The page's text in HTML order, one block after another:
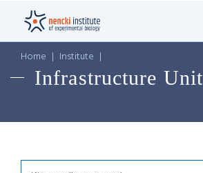
Home | Institute |
Infrastructure Unit